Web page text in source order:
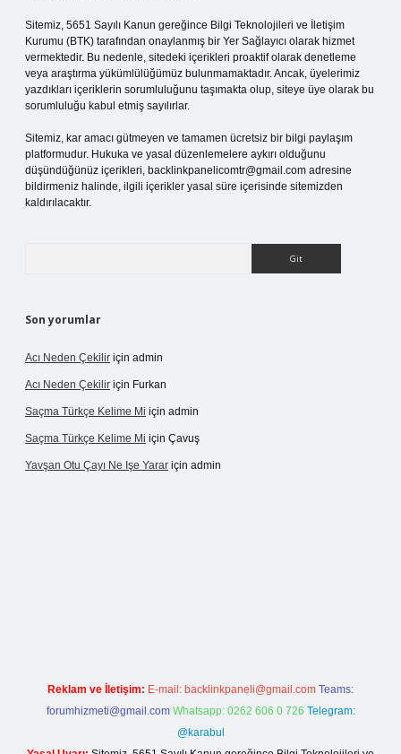
Sitemiz, 5651 Sayılı Kanun gereğince Bilgi Teknolojileri ve İletişim
Kurumu (BTK) tarafından onaylanmış bir Yer Sağlayıcı olarak hizmet
vermektedir. Bu nedenle, sitedeki içerikleri proaktif olarak denetleme
veya araştırma yükümlülüğümüz bulunmamaktadır. Ancak, üyelerimiz
yazdıkları içeriklerin sorumluluğunu taşımakta olup, siteye üye olarak bu
sorumluluğu kabul etmiş sayılırlar.
Sitemiz, kar amacı gütmeyen ve tamamen ücretsiz bir bilgi paylaşım
platformudur. Hukuka ve yasal düzenlemelere aykırı olduğunu
düşündüğünüz içerikleri, backlinkpanelicomtr@gmail.com adresine
bildirmeniz halinde, ilgili içerikler yasal süre içerisinde sitemizden
kaldırılacaktır.
Son yorumlar
Acı Neden Çekilir için admin
Acı Neden Çekilir için Furkan
Saçma Türkçe Kelime Mi için admin
Saçma Türkçe Kelime Mi için Çavuş
Yavşan Otu Çayı Ne Işe Yarar için admin
Reklam ve İletişim: E-mail: backlinkpaneli@gmail.com Teams:
forumhizmeti@gmail.com Whatsapp: 0262 606 0 726 Telegram:
@karabul